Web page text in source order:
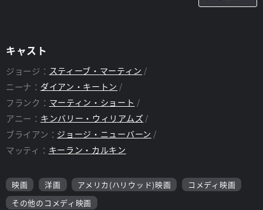
キャスト
ジョージ： スティーブ・マーティン
ニーナ： ダイアン・キートン
フランク： マーティン・ショート
アニー： キンバリー・ウィリアムズ
ブライアン： ジョージ・ニューバーン
マッティ： キーラン・カルキン
映画 洋画 アメリカ(ハリウッド)映画
コメディ映画
その他のコメディ映画